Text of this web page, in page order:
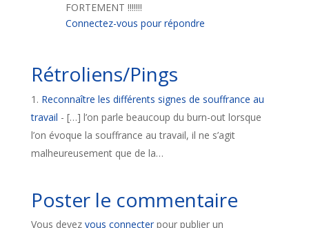
FORTEMENT !!!!!!!
Connectez-vous pour répondre
Rétroliens/Pings
Reconnaître les différents signes de souffrance au
travail - […] l’on parle beaucoup du burn-out lorsque
l’on évoque la souffrance au travail, il ne s’agit
malheureusement que de la…
Poster le commentaire
Vous devez vous connecterpour publier un